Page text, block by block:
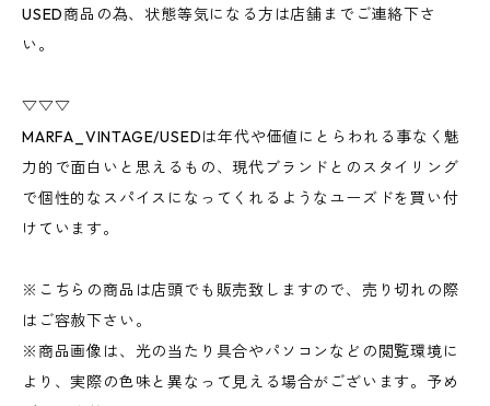
USED商品の為、状態等気になる方は店舗までご連絡下さ
い。
▽▽▽
MARFA_VINTAGE/USEDは年代や価値にとらわれる事なく魅
力的で面白いと思えるもの、現代ブランドとのスタイリング
で個性的なスパイスになってくれるようなユーズドを買い付
けています。
※こちらの商品は店頭でも販売致しますので、売り切れの際
はご容赦下さい。
※商品画像は、光の当たり具合やパソコンなどの閲覧環境に
より、実際の色味と異なって見える場合がございます。予め